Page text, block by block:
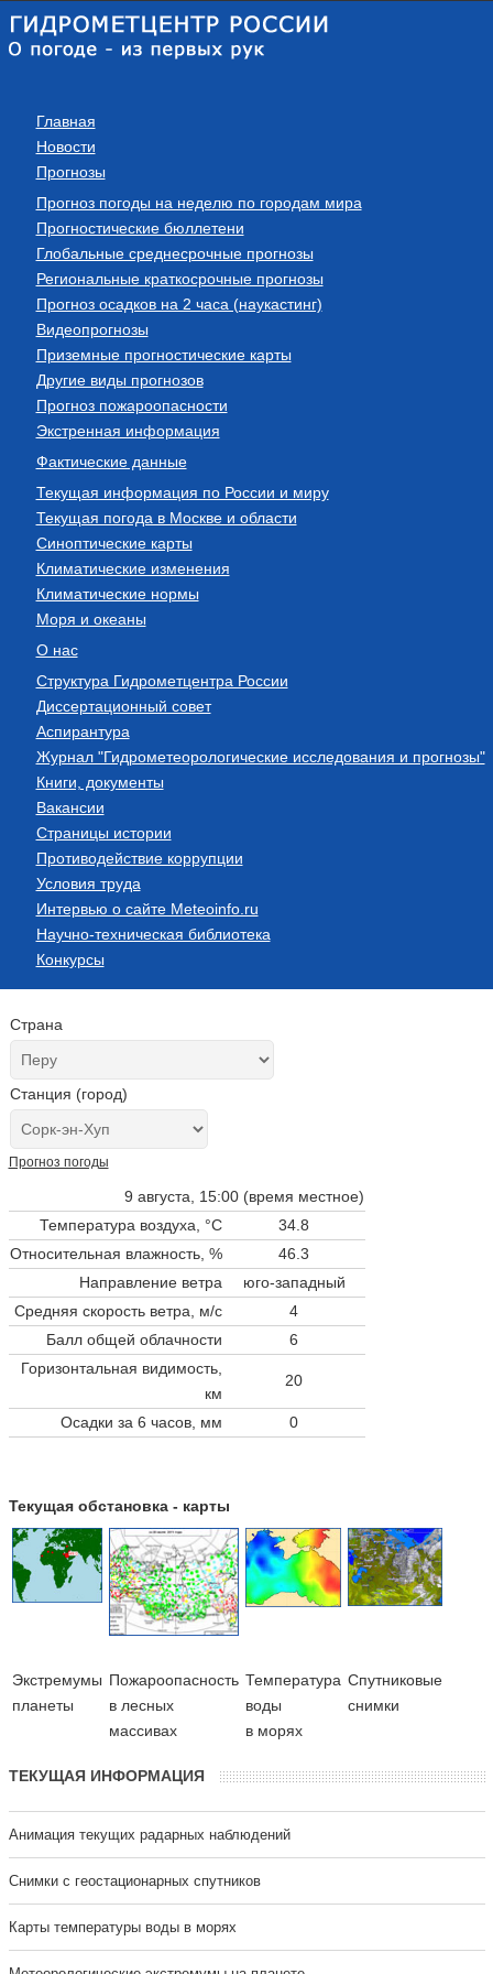
Главная
Новости
Прогнозы
Прогноз погоды на неделю по городам мира
Прогностические бюллетени
Глобальные среднесрочные прогнозы
Региональные краткосрочные прогнозы
Прогноз осадков на 2 часа (наукастинг)
Видеопрогнозы
Приземные прогностические карты
Другие виды прогнозов
Прогноз пожароопасности
Экстренная информация
Фактические данные
Текущая информация по России и миру
Текущая погода в Москве и области
Синоптические карты
Климатические изменения
Климатические нормы
Моря и океаны
О нас
Структура Гидрометцентра России
Диссертационный совет
Аспирантура
Журнал "Гидрометеорологические исследования и прогнозы"
Книги, документы
Вакансии
Страницы истории
Противодействие коррупции
Условия труда
Интервью о сайте Meteoinfo.ru
Научно-техническая библиотека
Конкурсы
Страна
Станция (город)
Прогноз погоды
9 августа, 15:00 (время местное)
Температура воздуха, °C
34.8
Относительная влажность, %
46.3
Направление ветра
юго-западный
Средняя скорость ветра, м/с
4
Балл общей облачности
6
Горизонтальная видимость,
км
20
Осадки за 6 часов, мм 0
Текущая обстановка - карты
Экстремумы
планеты
Пожароопасность
в лесных
массивах
Температура
воды
в морях
Cпутниковые
снимки
ТЕКУЩАЯ ИНФОРМАЦИЯ
Анимация текущих радарных наблюдений
Cнимки с геостационарных спутников
Карты температуры воды в морях